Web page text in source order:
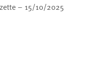
– 15/10/2025